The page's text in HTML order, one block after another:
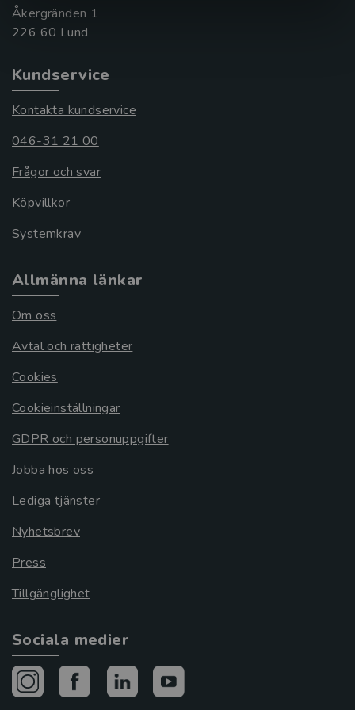
Åkergränden 1
Kundservice
Kontakta kundservice
046-31 21 00
Frågor och svar
Köpvillkor
Systemkrav
Allmänna länkar
Om oss
Avtal och rättigheter
Cookies
Cookieinställningar
GDPR och personuppgifter
Jobba hos oss
Lediga tjänster
Nyhetsbrev
Press
Tillgänglighet
Sociala medier